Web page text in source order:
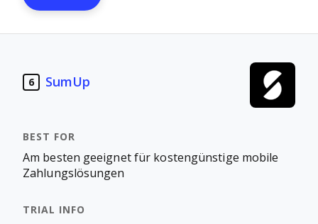
6 SumUp
Am besten geeignet für kostengünstige mobile
Zahlungslösungen